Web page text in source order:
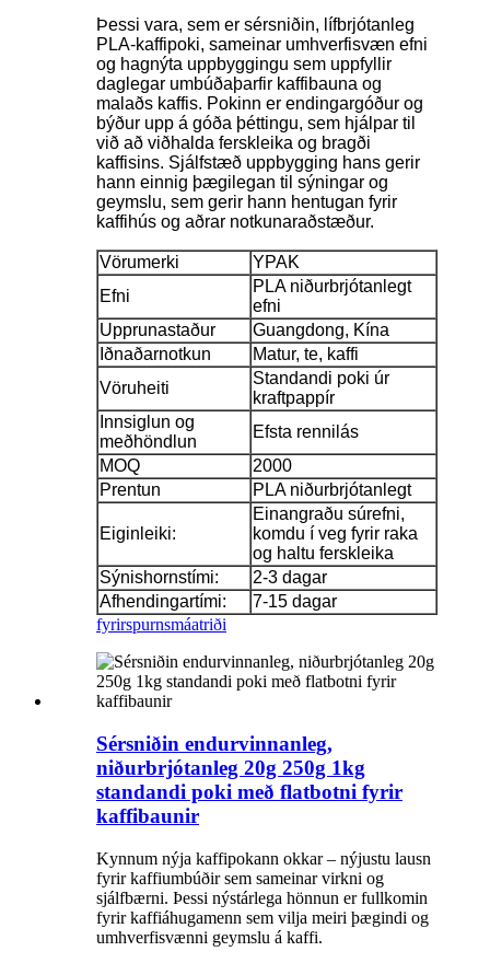
Þessi vara, sem er sérsniðin, lífbrjótanleg
PLA-kaffipoki, sameinar umhverfisvæn efni
og hagnýta uppbyggingu sem uppfyllir
daglegar umbúðaþarfir kaffibauna og
malaðs kaffis. Pokinn er endingargóður og
býður upp á góða þéttingu, sem hjálpar til
við að viðhalda ferskleika og bragði
kaffisins. Sjálfstæð uppbygging hans gerir
hann einnig þægilegan til sýningar og
geymslu, sem gerir hann hentugan fyrir
kaffihús og aðrar notkunaraðstæður.
Vörumerki
YPAK
Efni
PLA niðurbrjótanlegt
efni
Upprunastaður
Guangdong, Kína
Iðnaðarnotkun
Matur, te, kaffi
Vöruheiti
Standandi poki úr
kraftpappír
Innsiglun og
meðhöndlun
Efsta rennilás
MOQ
2000
Prentun
PLA niðurbrjótanlegt
Eiginleiki:
Einangraðu súrefni,
komdu í veg fyrir raka
og haltu ferskleika
Sýnishornstími:
2-3 dagar
Afhendingartími:
7-15 dagar
fyrirspurnsmáatriði
Sérsniðin endurvinnanleg,
niðurbrjótanleg 20g 250g 1kg
standandi poki með flatbotni fyrir
kaffibaunir
Kynnum nýja kaffipokann okkar – nýjustu lausn
fyrir kaffiumbúðir sem sameinar virkni og
sjálfbærni. Þessi nýstárlega hönnun er fullkomin
fyrir kaffiáhugamenn sem vilja meiri þægindi og
umhverfisvænni geymslu á kaffi.